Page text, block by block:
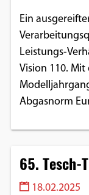
Ein
Leistungs-
Vision 110.
Abgasnorm
65. Tesch-
18.02.2025